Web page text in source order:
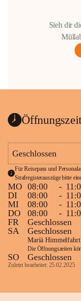
Sieh dir
Geschlossen
Für Reisepass und
Strafregisterauszüge bitte
MO 08:00 -
DI
08:00 -
MI
08:00 -
DO
08:00 -
FR
Geschlossen
SA
Geschlossen
Mariä
Die Öffnungszeiten
SO Geschlossen
Zuletzt bearbeitet: 25.02.2025